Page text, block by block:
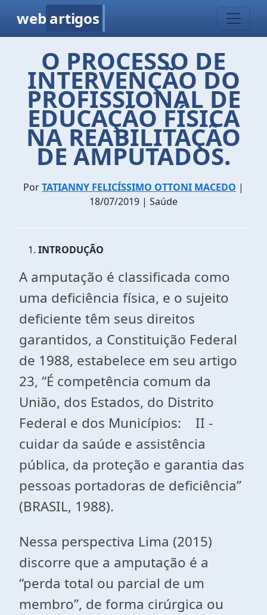
web artigos
O PROCESSO DE
INTERVENÇÃO DO
PROFISSIONAL DE
EDUCAÇÃO FÍSICA
NA REABILITAÇÃO
DE AMPUTADOS.
PorTATIANNY FELICÍSSIMO OTTONI MACEDO |
18/07/2019 | Saúde
INTRODUÇÃO
A amputação é classificada como
uma deficiência física, e o sujeito
deficiente têm seus direitos
garantidos, a Constituição Federal
de 1988, estabelece em seu artigo
23, “É competência comum da
União, dos Estados, do Distrito
Federal e dos Municípios: II -
cuidar da saúde e assistência
pública, da proteção e garantia das
pessoas portadoras de deficiência”
(BRASIL, 1988).
Nessa perspectiva Lima (2015)
discorre que a amputação é a
“perda total ou parcial de um
membro”, de forma cirúrgica ou